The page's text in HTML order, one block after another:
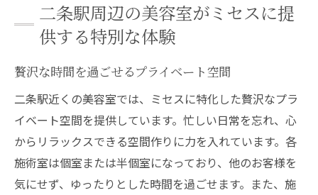
二条駅周辺の美容室がミセスに提
供する特別な体験
贅沢な時間を過ごせるプライベート空間
二条駅近くの美容室では、ミセスに特化した贅沢なプラ
イベート空間を提供しています。忙しい日常を忘れ、心
からリラックスできる空間作りに力を入れています。各
施術室は個室または半個室になっており、他のお客様を
気にせず、ゆったりとした時間を過ごせます。また、施